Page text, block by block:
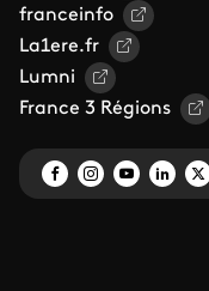
franceinfo
La1ere.fr
Lumni
France 3 Régions